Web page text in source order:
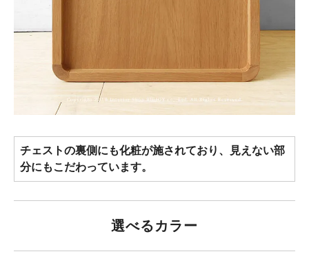
チェストの裏側にも化粧が施されており、見えない部
分にもこだわっています。
選べるカラー